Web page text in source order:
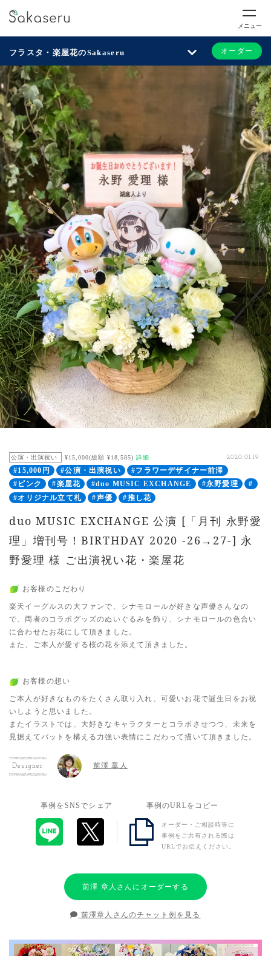
メニュー
フラスタ・楽屋花のSakaseru オーダー
公演・出演祝い ¥15,000(総額 ¥18,585) 詳細 2020.01.19
#15,000円 #公演・出演祝い
#フラワーデザイナー前澤
#ピンク
#楽屋花 #duo MUSIC EXCHANGE #永野愛理
#
#オリジナル立て札
#声優 #推し花
duo MUSIC EXCHANGE 公演 [「月刊 永野愛
理」増刊号！BIRTHDAY 2020 -26→27-] 永
野愛理 様 ご出演祝い花・楽屋花
お客様のこだわり
楽天イーグルスの大ファンで、シナモロールが好きな声優さんなの
で、両者のコラボグッズのぬいぐるみを飾り、シナモロールの色合い
に合わせたお花にして頂きました。
また、ご本人が愛する桜の花を添えて頂きました。
お客様の想い
ご本人が好きなものをたくさん取り入れ、可愛いお花で誕生日をお祝
いしようと思いました。
またイラストでは、大好きなキャラクターとコラボさせつつ、未来を
見据えてバットを構える力強い表情にこだわって描いて頂きました。
Designer 前澤 章人
事例をSNSでシェア 事例のURLをコピー
オーダー・ご相談時等に
事例をご共有される際は
URLでお伝えください。
前澤 章人さんにオーダーする
前澤章人さんのチャット例を見る